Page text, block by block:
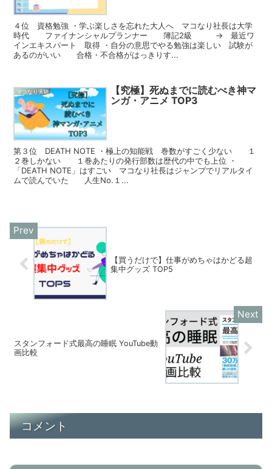
４位 資格勉強 ・学ぶ楽しさを忘れた大人へ マコなり社長は大学
時代 ファイナンシャルプランナー 簿記2級 → 最近ワ
インエキスパート 取得 ・自分の意思でやる勉強は楽しい 試験が
あるのがいい 合格・不合格がはっきりす...
マコなり実験
【究極】死ぬまでに読むべき神マ
ンガ・アニメ TOP3
第３位 DEATH NOTE ・極上の知能戦 巻数がすごく少ない １
２巻しかない １巻あたりの発行部数は歴代の中でも上位 ・
「DEATH NOTE」はすごい マコなり社長はジャンプでリアルタイ
ムで読んでいた 人生No.１...
【買うだけで】仕事がめちゃはかどる超
集中グッズ TOP5
スタンフォード式最高の睡眠 YouTube動
画比較
コメント